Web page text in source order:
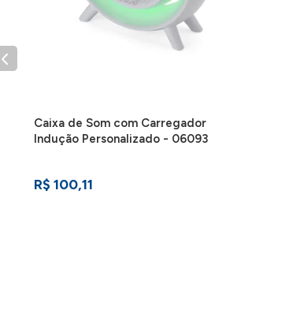
Caixa de Som com Carregador
Indução Personalizado - 06093
R$ 100,11